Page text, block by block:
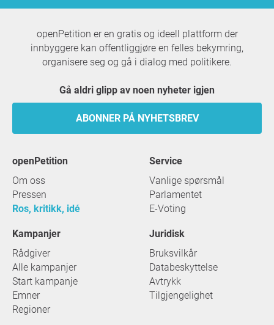
openPetition er en gratis og ideell plattform der
innbyggere kan offentliggjøre en felles bekymring,
organisere seg og gå i dialog med politikere.
Gå aldri glipp av noen nyheter igjen
ABONNER PÅ NYHETSBREV
openPetition
Om oss
Pressen
Ros, kritikk, idé
service
Vanlige spørsmål
Parlamentet
E-Voting
Kampanjer
Rådgiver
Alle kampanjer
Start kampanje
Emner
Regioner
Juridisk
Bruksvilkår
Databeskyttelse
Avtrykk
Tilgjengelighet